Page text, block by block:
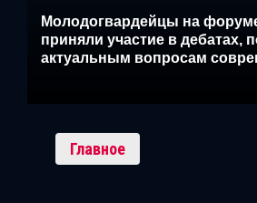
Молодогвардейцы на
приняли участие в дебатах,
актуальным вопросам
Главное